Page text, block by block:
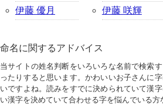
伊藤 優月
伊藤 咲輝
命名に関するアドバイス
当サイトの姓名判断をいろいろな名前で検索
ったりすると思います。かわいいお子さんに
いですよね。読みをすでに決められていて漢
い漢字を決めていて合わせる字を悩んでいる方